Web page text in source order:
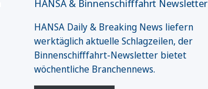
HANSA & Binnenschifffahrt Newsletter
HANSA Daily & Breaking News liefern
werktäglich aktuelle Schlagzeilen, der
Binnenschifffahrt-Newsletter bietet
wöchentliche Branchennews.